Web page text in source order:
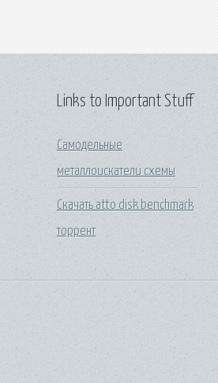
Links to Important Stuff
Самодельные
металлоискатели схемы
Скачать atto disk benchmark
торрент